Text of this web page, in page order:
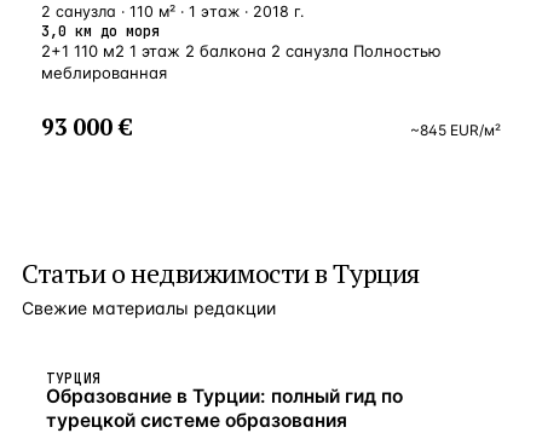
2 санузла · 110 м² · 1 этаж · 2018 г.
3,0 км до моря
2+1 110 м2 1 этаж 2 балкона 2 санузла Полностью
меблированная
93 000 € ~845 EUR/м²
Статьи онедвижимости в Турция
Свежие материалы редакции
ТУРЦИЯ
Образование в Турции: полный гид по
турецкой системе образования